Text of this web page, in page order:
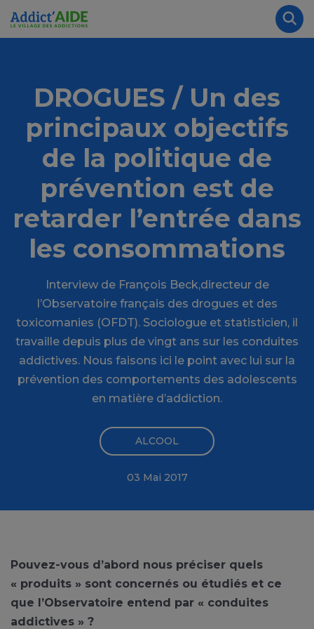
Aller au contenu principal
DROGUES / Un des
principaux objectifs
de la politique de
prévention est de
retarder l’entrée dans
les consommations
Interview de François Beck,directeur de
l’Observatoire français des drogues et des
toxicomanies (OFDT). Sociologue et statisticien, il
travaille depuis plus de vingt ans sur les conduites
addictives. Nous faisons ici le point avec lui sur la
prévention des comportements des adolescents
en matière d’addiction.
ALCOOL
03 Mai 2017
Pouvez-vous d’abord nous préciser quels
« produits » sont concernés ou étudiés et ce
que l’Observatoire entend par « conduites
addictives » ?
Panneau de gestion des cookies